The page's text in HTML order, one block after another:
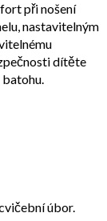
při nošení
nastavitelným
dítěte
úbor.